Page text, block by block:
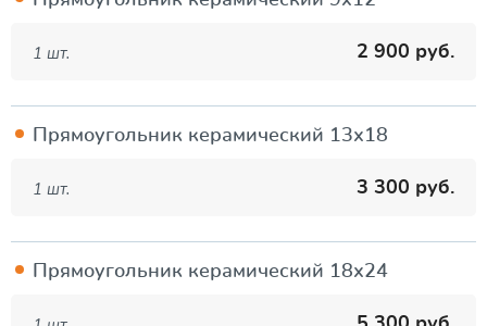
1 шт. 2 900 руб.
Прямоугольник керамический 13х18
1 шт. 3 300 руб.
Прямоугольник керамический 18х24